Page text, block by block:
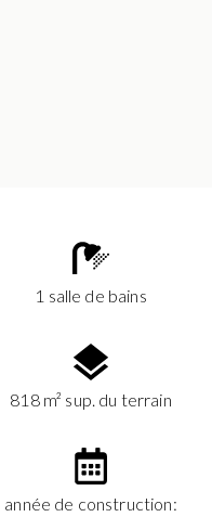
1 salle de bains
818 m² sup. du terrain
année de construction: